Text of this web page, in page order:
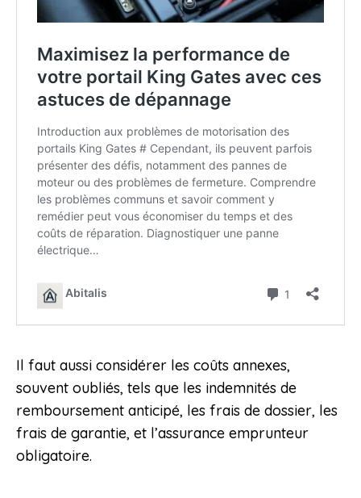
Il faut aussi considérer les coûts annexes,
souvent oubliés, tels que les indemnités de
remboursement anticipé, les frais de dossier, les
frais de garantie, et l’assurance emprunteur
obligatoire.